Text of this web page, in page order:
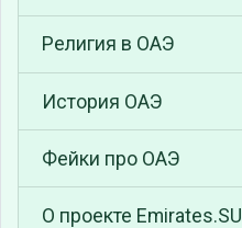
Религия в ОАЭ
История ОАЭ
Фейки про ОАЭ
О проекте Emirates.SU